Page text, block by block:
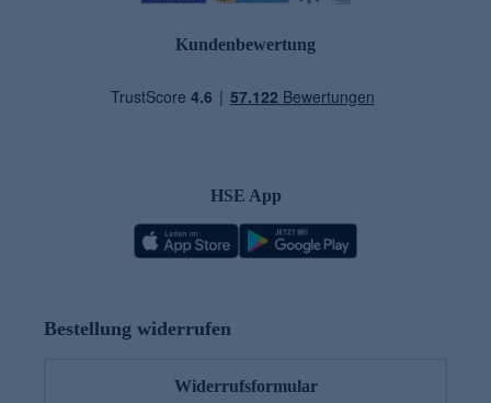
Kundenbewertung
HSE App
Bestellung widerrufen
Widerrufsformular